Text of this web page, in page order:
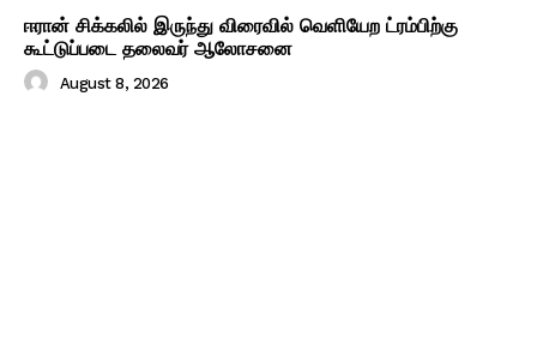
ஈரான் சிக்கலில் இருந்து விரைவில் வெளியேற ட்ரம்பிற்கு
கூட்டுப்படை தலைவர் ஆலோசனை
August 8, 2026